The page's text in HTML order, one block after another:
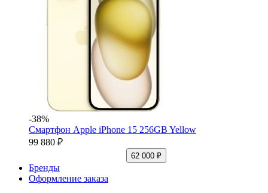
-38%
Смартфон Apple iPhone 15 256GB Yellow
99 880 ₽
62 000 ₽
Бренды
Оформление заказа